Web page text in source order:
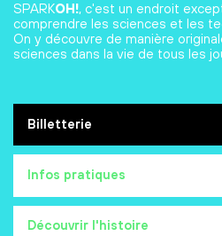
Billetterie
Infos pratiques
Découvrir l'histoire
SPARKOH!, c'est un endroit
comprendre les sciences et les
On y découvre de manière
sciences dans la vie de tous les